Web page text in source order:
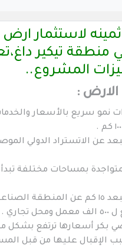
لاستثمار ارض
منطقة تيكير
المشروع..
:
نمو سريع بالأسعار
عن الاتستراد الدولي
– الأراضي تبعد ١٥ كم عن المنطقة
.
بكر أسعارها ترتفع بشكل
الإقبال عليها من قبل